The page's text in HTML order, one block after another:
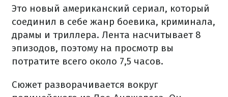
Это новый американский сериал, который
соединил в себе жанр боевика, криминала,
драмы и триллера. Лента насчитывает 8
эпизодов, поэтому на просмотр вы
потратите всего около 7,5 часов.
Сюжет разворачивается вокруг